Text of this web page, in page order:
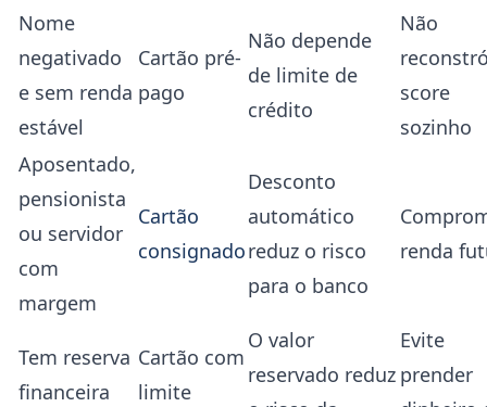
Nome
negativado
e sem renda
estável
Cartão pré-
pago
Não depende
de limite de
crédito
Não
score
sozinho
Aposentado,
pensionista
ou servidor
com
margem
Cartão
consignado
Desconto
automático
reduz o risco
para o banco
renda
Tem reserva
financeira
Cartão com
limite
O valor
reservado reduz
Evite
prender